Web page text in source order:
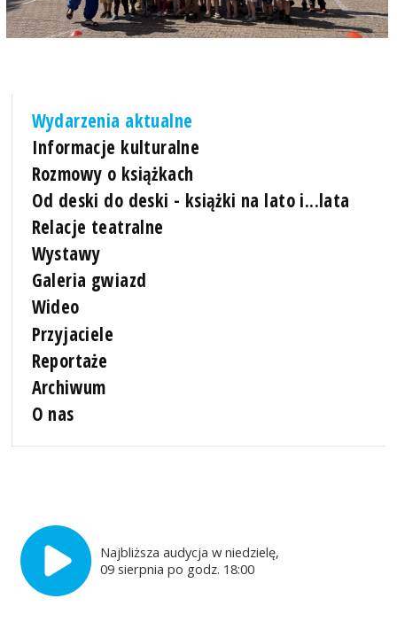
Wydarzenia aktualne
Informacje kulturalne
Rozmowy o książkach
Od deski do deski - książki na lato i...lata
Relacje teatralne
Wystawy
Galeria gwiazd
Wideo
Przyjaciele
Reportaże
Archiwum
O nas
Najbliższa audycja w niedzielę,
09 sierpnia po godz. 18:00